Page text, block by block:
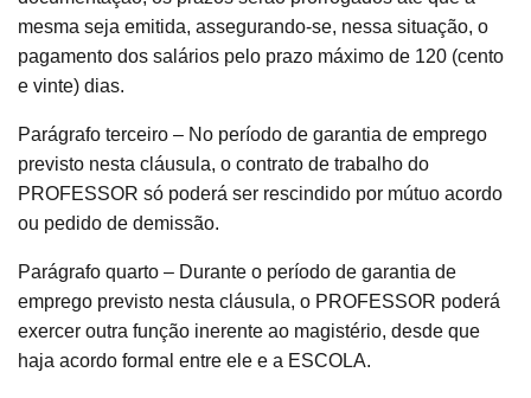
mesma seja emitida, assegurando-se, nessa situação, o
pagamento dos salários pelo prazo máximo de 120 (cento
e vinte) dias.
Parágrafo terceiro – No período de garantia de emprego
previsto nesta cláusula, o contrato de trabalho do
PROFESSOR só poderá ser rescindido por mútuo acordo
ou pedido de demissão.
Parágrafo quarto – Durante o período de garantia de
emprego previsto nesta cláusula, o PROFESSOR poderá
exercer outra função inerente ao magistério, desde que
haja acordo formal entre ele e a ESCOLA.